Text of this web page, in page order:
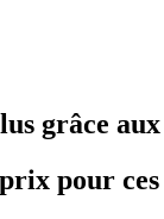
grâce
pour ces